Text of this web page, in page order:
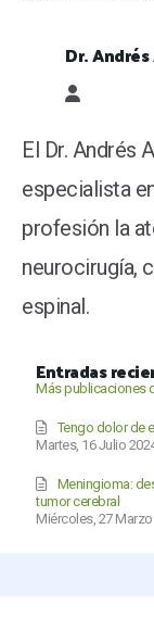
Dr.
Dr. Andrés
El Dr. Andrés
especialista
profesión la
neurocirugía,
espinal.
Entradas
Más publicaciones
Martes, 16 Julio
Tengo dolor de
Miércoles, 27
Meningioma:
tumor cerebral